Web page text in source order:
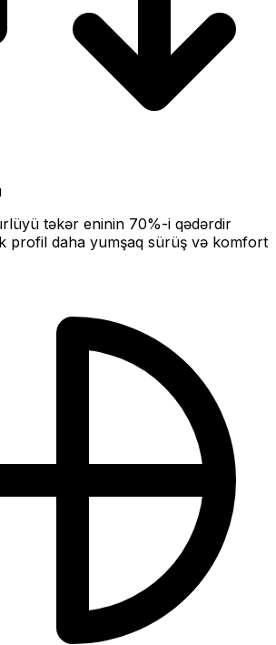
təkər eninin 70%-i qədərdir
profil daha yumşaq sürüş və komfort